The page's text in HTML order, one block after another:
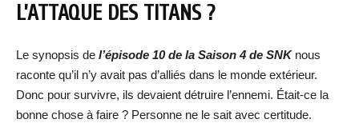
L’ATTAQUE DES TITANS ?
Le synopsis de l’épisode 10 de la Saison 4 de SNKnous
raconte qu’il n’y avait pas d’alliés dans le monde extérieur.
Donc pour survivre, ils devaient détruire l’ennemi. Était-ce la
bonne chose à faire ? Personne ne le sait avec certitude.